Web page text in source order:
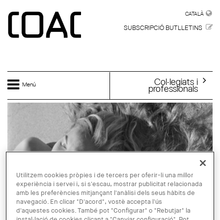
CATALÀ
SUBSCRIPCIÓ BUTLLETINS
Menú Col·legiats i
professionals
Utilitzem cookies pròpies i de tercers per oferir-li una millor
experiència i servei i, si s'escau, mostrar publicitat relacionada
amb les preferències mitjançant l'anàlisi dels seus hàbits de
navegació. En clicar "D'acord", vostè accepta l'ús
d'aquestes cookies. També pot "Configurar" o "Rebutjar" la